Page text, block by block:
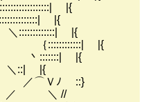
|{
|{
|{
|{
:::::::| |{
|{
ﾉ ::}
//